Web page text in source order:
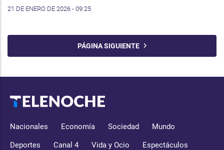
21 DE ENERO DE 2026 - 09:25
PÁGINA SIGUIENTE
Nacionales Economía Sociedad Mundo
Deportes Canal 4 Vida y Ocio Espectáculos